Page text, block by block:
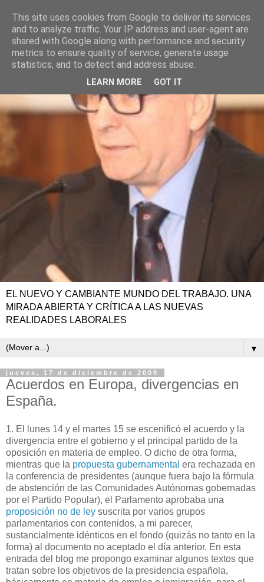
EL NUEVO Y CAMBIANTE MUNDO DEL TRABAJO. UNA
MIRADA ABIERTA Y CRÍTICA A LAS NUEVAS
REALIDADES LABORALES
▼
jueves, 17 de diciembre de 2009
Acuerdos en Europa, divergencias en
España.
1. El lunes 14 y el martes 15 se escenificó el acuerdo y la
divergencia entre el gobierno y el principal partido de la
oposición en materia de empleo. O dicho de otra forma,
mientras que la propuesta gubernamental era rechazada en
la conferencia de presidentes (aunque fuera bajo la fórmula
de abstención de las Comunidades Autónomas gobernadas
por el Partido Popular), el Parlamento aprobaba una
proposición no de ley suscrita por varios grupos
parlamentarios con contenidos, a mi parecer,
sustancialmente idénticos en el fondo (quizás no tanto en la
forma) al documento no aceptado el día anterior. En esta
entrada del blog me propongo examinar algunos textos que
tratan sobre los objetivos de la presidencia española,
This site uses cookies from Google to deliver its services
and to analyze traffic. Your IP address and user-agent are
shared with Google along with performance and security
metrics to ensure quality of service, generate usage
statistics, and to detect and address abuse.
LEARN MORE GOT IT